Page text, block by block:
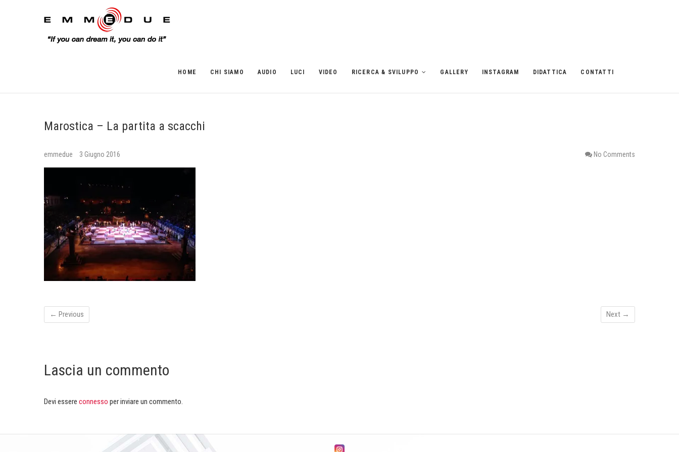
HOME CHI SIAMO AUDIO LUCI VIDEO RICERCA & SVILUPPO GALLERY INSTAGRAM DIDATTICA CONTATTI
Marostica – La partita a scacchi
emmedue 3 Giugno 2016 No Comments
← Previous Next →
Lascia un commento
Devi essere connesso per inviare un commento.